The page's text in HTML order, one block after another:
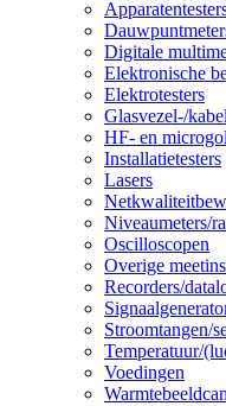
Digitale
Elektronische
Elektrotesters
Glasvezel-/
HF- en
Installatietesters
Lasers
Niveaumeters/
Oscilloscopen
Overige
Recorders/
Stroomtangen/
Temperatuur/
Voedingen